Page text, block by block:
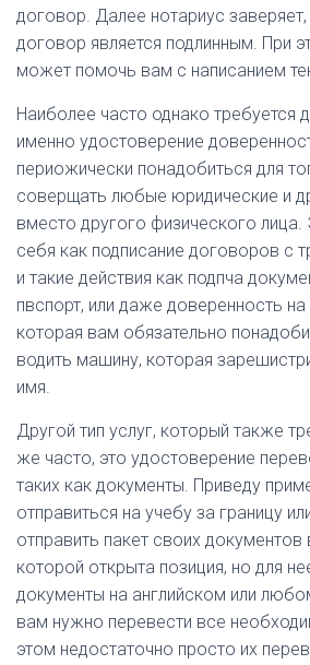
договор. Далее нотариус
договор является подлинным. При
может помочь вам с написанием
Наиболее часто однако требуется
именно удостоверение
периожически понадобиться для
соверщать любые юридические и
вместо другого физического лица.
себя как подписание договоров с
и такие действия как подпча
пвспорт, или даже доверенность
которая вам обязательно
водить машину, которая
имя.
Другой тип услуг, который также
же часто, это удостоверение
таких как документы. Приведу
отправиться на учебу за границу
отправить пакет своих
которой открыта позиция, но для
документы на английском или
вам нужно перевести все
этом недостаточно просто их